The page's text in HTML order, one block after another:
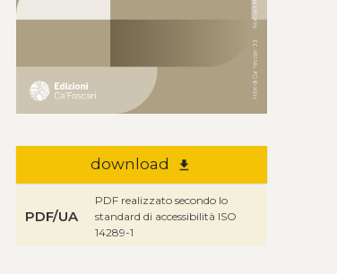
download file_download
PDF/UA
PDF realizzato secondo lo
standard di accessibilità ISO
14289-1